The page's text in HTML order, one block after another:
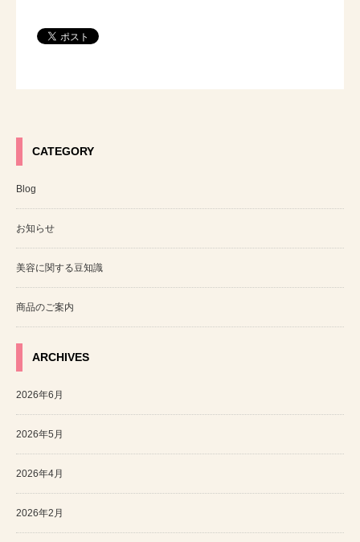
CATEGORY
Blog
お知らせ
美容に関する豆知識
商品のご案内
ARCHIVES
2026年6月
2026年5月
2026年4月
2026年2月